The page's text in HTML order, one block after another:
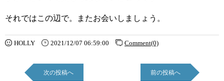
それではこの辺で。またお会いしましょう。
HOLLY 2021/12/07 06:59:00 Comment(0)
次の投稿へ 前の投稿へ